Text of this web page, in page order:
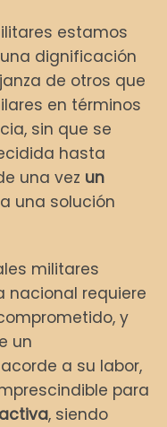
estamos
dignificación
de otros que
en términos
sin que se
hasta
una vez un
una solución
militares
nacional requiere
y
un
a su labor,
para
, siendo